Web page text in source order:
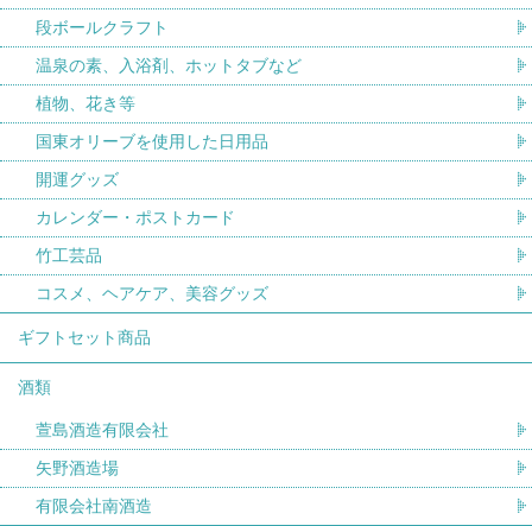
段ボールクラフト
温泉の素、入浴剤、ホットタブなど
植物、花き等
国東オリーブを使用した日用品
開運グッズ
カレンダー・ポストカード
竹工芸品
コスメ、ヘアケア、美容グッズ
ギフトセット商品
酒類
萱島酒造有限会社
矢野酒造場
有限会社南酒造